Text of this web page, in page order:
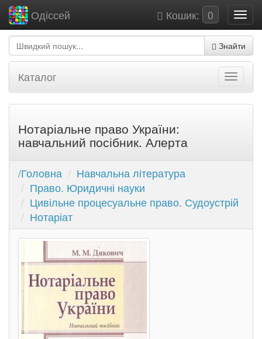
Кошик: 0
Одіссей
Знайти
Каталог
Нотаріальне право України:
навчальний посібник. Алерта
/Головна
Навчальна література
Право. Юридичні науки
Цивільне процесуальне право. Судоустрій
Нотаріат